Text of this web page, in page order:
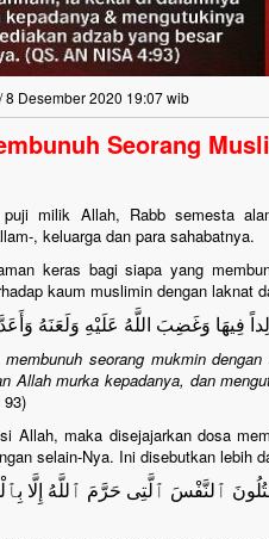
8 Desember 2020 19:07 wib
Seorang
puji milik Allah, Rabb semesta
, keluarga dan para sahabatnya.
keras bagi siapa yang
kaum muslimin dengan laknat
فِيهَا وَغَضِبَ اللَّهُ عَلَيْهِ وَلَعَنَهُ
seorang mukmin
Allah murka kepadanya, dan
93)
Allah, maka disejajarkan dosa
selain-Nya. Ini disebutkan lebih
ٱلنَّفْسَ ٱلَّتِى حَرَّمَ ٱللَّهُ إِلَّا